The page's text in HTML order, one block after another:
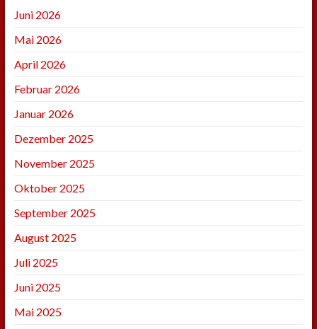
Juni 2026
Mai 2026
April 2026
Februar 2026
Januar 2026
Dezember 2025
November 2025
Oktober 2025
September 2025
August 2025
Juli 2025
Juni 2025
Mai 2025